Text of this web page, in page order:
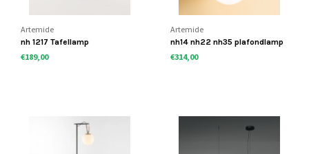
Artemide
nh 1217 Tafellamp
€189,00
Artemide
nh14 nh22 nh35 plafondlamp
€314,00